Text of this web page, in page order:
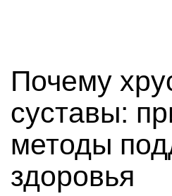
Почему
суставы:
методы
здоровья